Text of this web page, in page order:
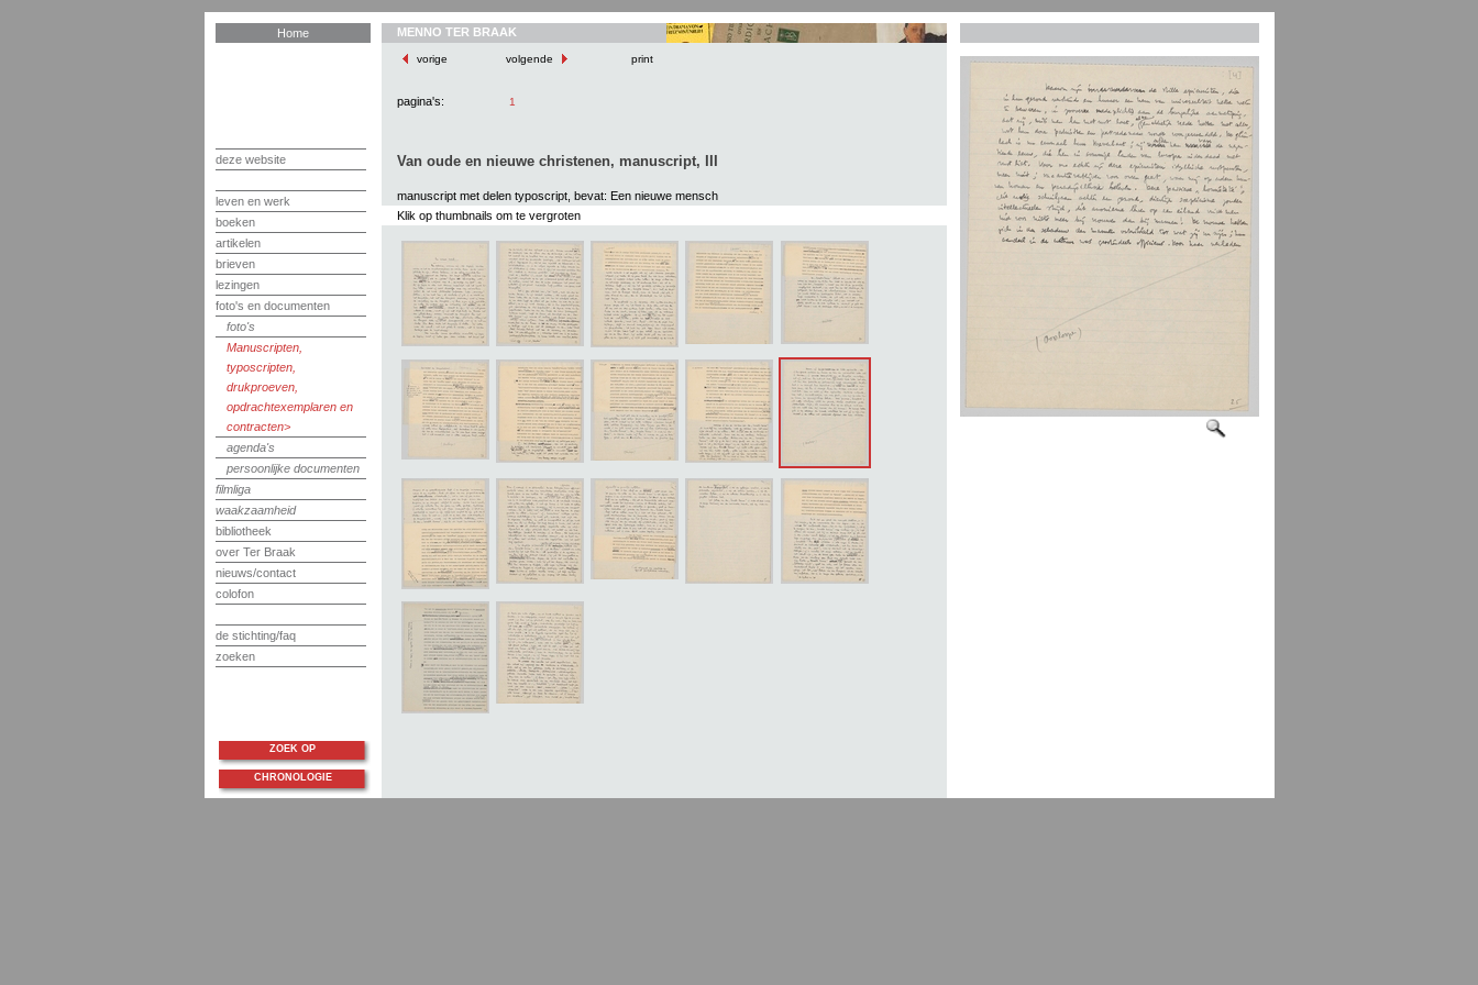
Home
deze website
leven en werk
boeken
artikelen
brieven
lezingen
foto's en documenten
foto's
Manuscripten,
typoscripten,
drukproeven,
opdrachtexemplaren en
contracten
agenda's
persoonlijke documenten
filmliga
waakzaamheid
bibliotheek
over Ter Braak
nieuws/contact
colofon
de stichting/faq
zoeken
MENNO TER BRAAK
vorige volgende print
pagina's: 1
Van oude en nieuwe christenen, manuscript, III
manuscript met delen typoscript, bevat: Een nieuwe mensch
Klik op thumbnails om te vergroten
ZOEK OP
CHRONOLOGIE